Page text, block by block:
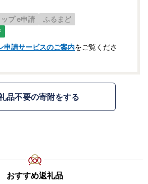
プ e申請
ふるまど
申請サービスのご案内をご覧くださ
品不要の寄附をする
おすすめ返礼品